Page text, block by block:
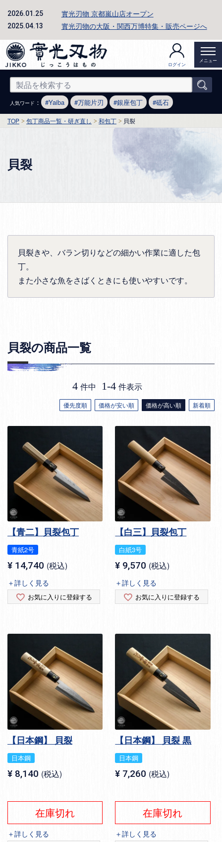
2026.01.25 實光刃物 京都嵐山店オープン
2025.04.13 實光刃物の大阪・関西万博特集・販売ページへ
ログイン
メニュー
人気ワード ： Yaiba 万能片刃 銀座包丁 砥石
TOP 包丁商品一覧・研ぎ直し 和包丁 貝裂
貝裂
貝裂きや、バラン切りなどの細かい作業に適した包
丁。
また小さな魚をさばくときにも使いやすいです。
貝裂の商品一覧
優先度順 価格が安い順 価格が高い順 新着順
4 件中 1-4 件表示
【青二】貝裂包丁
青紙2号
¥ 14,740 税込
＋詳しく見る
お気に入りに登録する
【白三】貝裂包丁
白紙3号
¥ 9,570 税込
＋詳しく見る
お気に入りに登録する
【日本鋼】 貝裂
日本鋼
¥ 8,140 税込
在庫切れ
＋詳しく見る
【日本鋼】 貝裂 黒
日本鋼
¥ 7,260 税込
在庫切れ
＋詳しく見る